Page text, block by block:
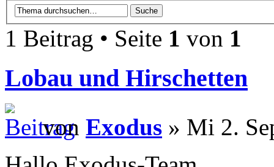
1 Beitrag • Seite 1 von 1
Lobau und Hirschetten
von Exodus » Mi 2.